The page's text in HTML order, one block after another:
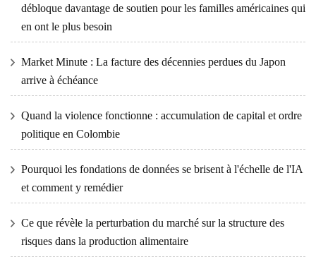
débloque davantage de soutien pour les familles américaines qui
en ont le plus besoin
Market Minute : La facture des décennies perdues du Japon
arrive à échéance
Quand la violence fonctionne : accumulation de capital et ordre
politique en Colombie
Pourquoi les fondations de données se brisent à l'échelle de l'IA
et comment y remédier
Ce que révèle la perturbation du marché sur la structure des
risques dans la production alimentaire